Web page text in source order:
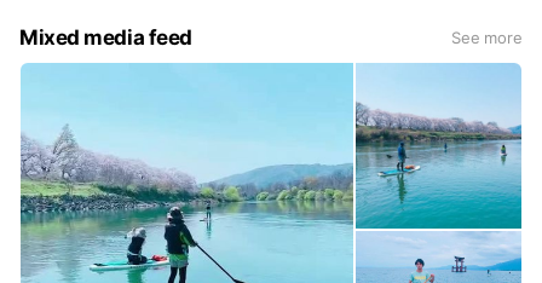
Mixed media feed See more